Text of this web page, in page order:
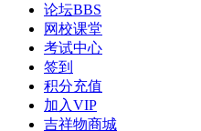
论坛BBS
网校课堂
考试中心
签到
积分充值
加入VIP
吉祥物商城